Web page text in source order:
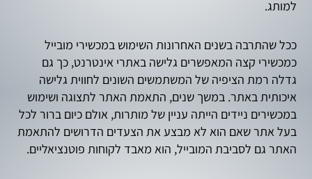
למותג.
ככל שהתרבה בשנים האחרונות השימוש במכשירי מובייל
כמכשירי קצה המאפשרים גלישה באתרי אינטרנט, כך גם
גדלה רמת הציפיה של המשתמשים השונים לחווית גלישה
איכותית באתר. במשך שנים, התאמת האתר לתצוגה ושימוש
במכשירים ניידים הייתה עניין של מותרות, אולם כיום ברור לכל
בעל אתר שאם הוא לא מבצע את הצעדים הדרושים להתאמת
האתר גם לסביבת המובייל, הוא מאבד לקוחות פוטנציאליים.